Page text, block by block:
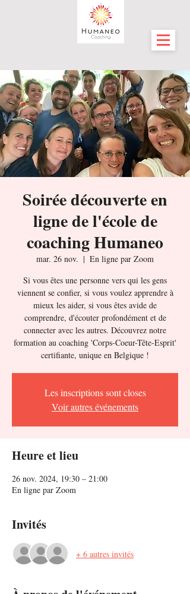
Soirée découverte en
ligne de l'école de
coaching Humaneo
mar. 26 nov.
  |
En ligne par Zoom
Si vous êtes une personne vers qui les gens
viennent se confier, si vous voulez apprendre à
mieux les aider, si vous êtes avide de
comprendre, d'écouter profondément et de
connecter avec les autres. Découvrez notre
formation au coaching 'Corps-Coeur-Tête-Esprit'
certifiante, unique en Belgique !
Les inscriptions sont closes
Voir autres événements
Heure et lieu
26 nov. 2024, 19:30 – 21:00
En ligne par Zoom
Invités
+ 6 autres invités